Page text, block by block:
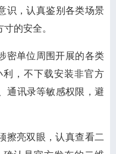
识，认真鉴别各类场景
的安全。
密单位周围开展的各类
，不下载安装非官方
通讯录等敏感权限，避
擦亮双眼，认真查看二